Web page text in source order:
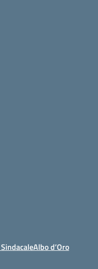
Albo d’Oro